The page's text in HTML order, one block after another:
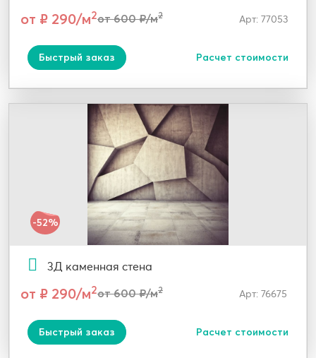
от ₽ 290/м2от 600 ₽/м2 Арт: 77053
Быстрый заказ Расчет стоимости
-52%
3Д каменная стена
от ₽ 290/м2от 600 ₽/м2 Арт: 76675
Быстрый заказ Расчет стоимости